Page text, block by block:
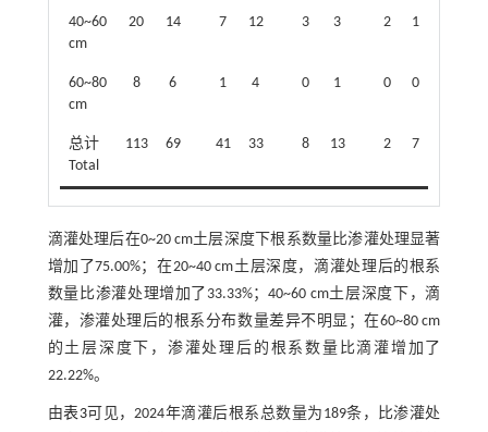
40~60
cm
20 14 7 12 3 3 2 1
60~80
cm
8 6 1 4 0 1 0 0
总计
Total
113 69 41 33 8 13 2 7
滴灌处理后在0~20 cm土层深度下根系数量比渗灌处理显著
增加了75.00%；在20~40 cm土层深度，滴灌处理后的根系
数量比渗灌处理增加了33.33%；40~60 cm土层深度下，滴
灌，渗灌处理后的根系分布数量差异不明显；在60~80 cm
的土层深度下，渗灌处理后的根系数量比滴灌增加了
22.22%。
由表3可见，2024年滴灌后根系总数量为189条，比渗灌处